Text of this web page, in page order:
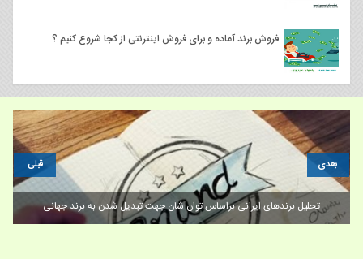
فروش برند آماده و برای فروش اینترنتی از کجا شروع کنیم ؟
تحلیل برندهای ایرانی براساس توان‌ شان جهت تبدیل شدن به برند جهانی
قبلی بعدی